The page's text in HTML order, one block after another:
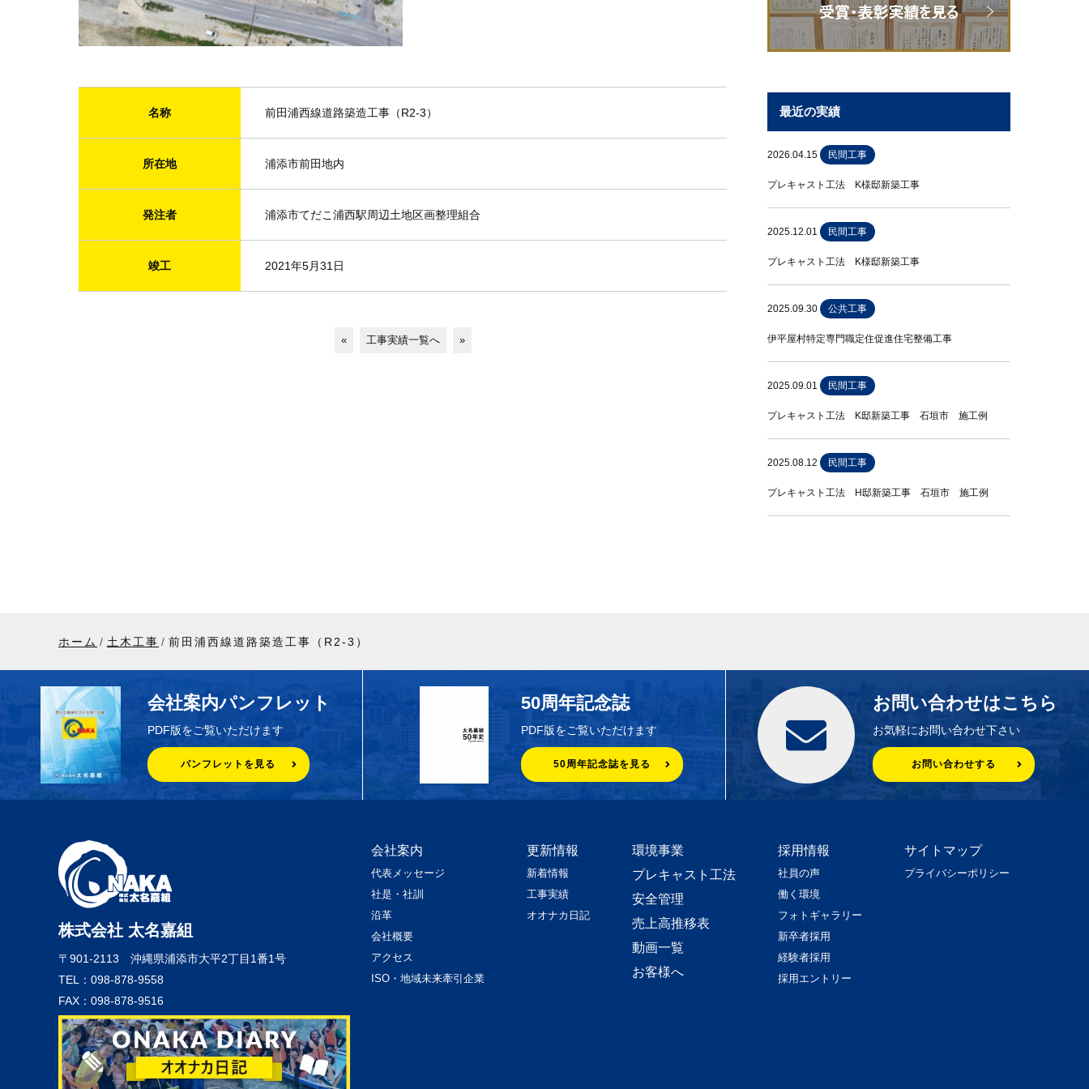
名称 前田浦西線道路築造工事（R2-3）
所在地 浦添市前田地内
発注者 浦添市てだこ浦西駅周辺土地区画整理組合
竣工 2021年5月31日
« 工事実績一覧へ »
最近の実績
2026.04.15 民間工事
プレキャスト工法 K様邸新築工事
2025.12.01 民間工事
プレキャスト工法 K様邸新築工事
2025.09.30 公共工事
伊平屋村特定専門職定住促進住宅整備工事
2025.09.01 民間工事
プレキャスト工法 K邸新築工事 石垣市 施工例
2025.08.12 民間工事
プレキャスト工法 H邸新築工事 石垣市 施工例
ホーム 土木工事 前田浦西線道路築造工事（R2-3）
会社案内パンフレット
PDF版をご覧いただけます
パンフレットを見る
50周年記念誌
PDF版をご覧いただけます
50周年記念誌を見る
お問い合わせはこちら
お気軽にお問い合わせ下さい
お問い合わせする
株式会社 太名嘉組
〒901-2113 沖縄県浦添市大平2丁目1番1号
TEL：098-878-9558
FAX：098-878-9516
会社案内
代表メッセージ
社是・社訓
沿革
会社概要
アクセス
ISO・地域未来牽引企業
更新情報
新着情報
工事実績
オオナカ日記
環境事業
プレキャスト工法
安全管理
売上高推移表
動画一覧
お客様へ
採用情報
社員の声
働く環境
フォトギャラリー
新卒者採用
経験者採用
採用エントリー
サイトマップ
プライバシーポリシー